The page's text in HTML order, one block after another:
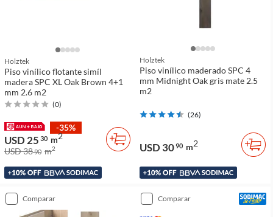
Holztek
Piso vinílico flotante simíl
madera SPC XL Oak Brown 4+1
mm 2.6 m2
(0)
-35%
USD 25 30 m2
USD 3890 m2
Holztek
Piso vinílico maderado SPC 4
mm Midnight Oak gris mate 2.5
m2
(26)
USD 3090 m2
comparar comparar